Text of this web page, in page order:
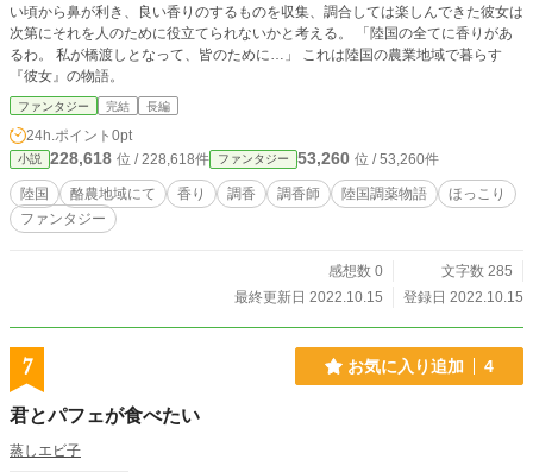
い頃から鼻が利き、良い香りのするものを収集、調合しては楽しんできた彼女は
次第にそれを人のために役立てられないかと考える。 「陸国の全てに香りがあ
るわ。 私が橋渡しとなって、皆のために…」 これは陸国の農業地域で暮らす
『彼女』の物語。
ファンタジー 完結 長編
24h.ポイント 0pt
小説 228,618 位 / 228,618件 ファンタジー 53,260 位 / 53,260件
陸国 酪農地域にて 香り 調香 調香師 陸国調薬物語
ほっこり
ファンタジー
感想数 0
文字数 285
最終更新日 2022.10.15
登録日 2022.10.15
7 お気に入り追加 4
君とパフェが食べたい
蒸しエビ子